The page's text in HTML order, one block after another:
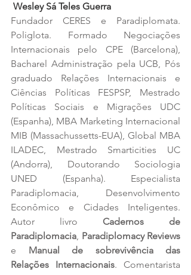
Wesley Sá Teles Guerra
Fundador CERES e Paradiplomata.
Poliglota. Formado Negociações
Internacionais pelo CPE (Barcelona),
Bacharel Administração pela UCB, Pós
graduado Relações Internacionais e
Ciências Políticas FESPSP, Mestrado
Políticas Sociais e Migrações UDC
(Espanha), MBA Marketing Internacional
MIB (Massachussetts-EUA), Global MBA
ILADEC, Mestrado Smarticities UC
(Andorra), Doutorando Sociologia
UNED (Espanha). Especialista
Paradiplomacia, Desenvolvimento
Econômico e Cidades Inteligentes.
Autor livro Cadernos de
Paradiplomacia, Paradiplomacy Reviews
e Manual de sobrevivência das
Relações Internacionais. Comentarista